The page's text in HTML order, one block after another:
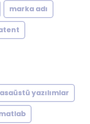
marka adı
yazılımlar